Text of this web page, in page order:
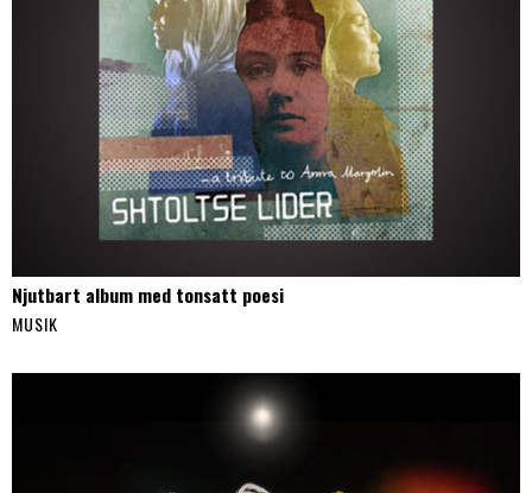
Njutbart album med tonsatt poesi
MUSIK